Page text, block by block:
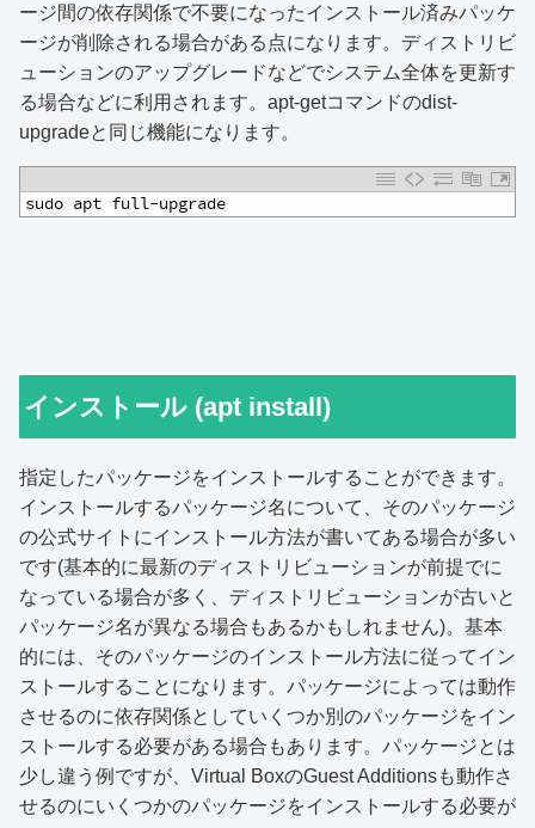
ージ間の依存関係で不要になったインストール済みパッケ
ージが削除される場合がある点になります。ディストリビ
ューションのアップグレードなどでシステム全体を更新す
る場合などに利用されます。apt-getコマンドのdist-
upgradeと同じ機能になります。
sudo apt full-upgrade
インストール (apt install)
指定したパッケージをインストールすることができます。
インストールするパッケージ名について、そのパッケージ
の公式サイトにインストール方法が書いてある場合が多い
です(基本的に最新のディストリビューションが前提でに
なっている場合が多く、ディストリビューションが古いと
パッケージ名が異なる場合もあるかもしれません)。基本
的には、そのパッケージのインストール方法に従ってイン
ストールすることになります。パッケージによっては動作
させるのに依存関係としていくつか別のパッケージをイン
ストールする必要がある場合もあります。パッケージとは
少し違う例ですが、Virtual BoxのGuest Additionsも動作さ
せるのにいくつかのパッケージをインストールする必要が